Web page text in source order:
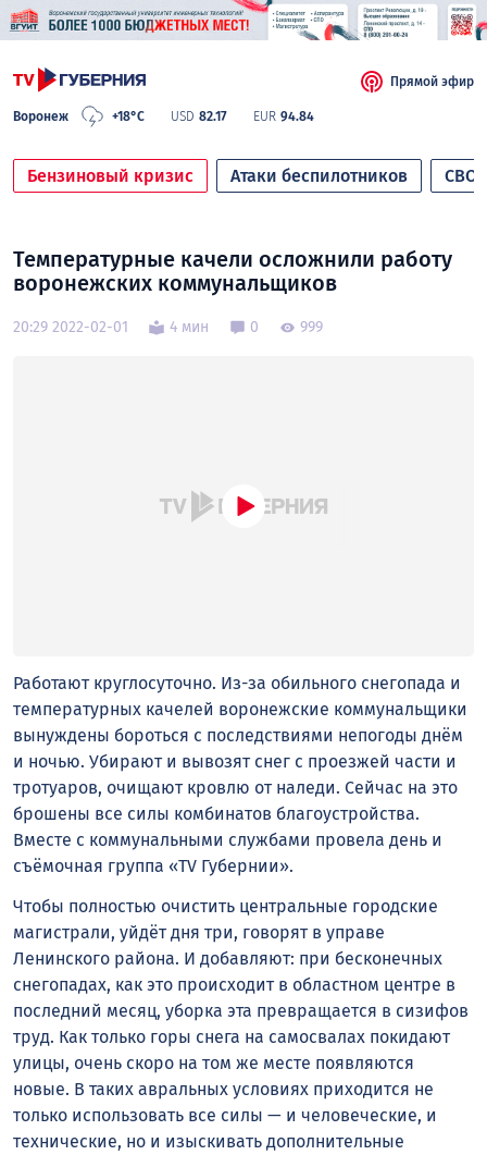
Воронеж +18°C USD 82.17 EUR 94.84
Прямой эфир
Бензиновый кризис Атаки беспилотников СВО
Температурные качели осложнили работу
воронежских коммунальщиков
20:29 2022-02-01 4 мин 0 999
Работают круглосуточно. Из-за обильного снегопада и
температурных качелей воронежские коммунальщики
вынуждены бороться с последствиями непогоды днём
и ночью. Убирают и вывозят снег с проезжей части и
тротуаров, очищают кровлю от наледи. Сейчас на это
брошены все силы комбинатов благоустройства.
Вместе с коммунальными службами провела день и
съёмочная группа «TV Губернии».
Чтобы полностью очистить центральные городские
магистрали, уйдёт дня три, говорят в управе
Ленинского района. И добавляют: при бесконечных
снегопадах, как это происходит в областном центре в
последний месяц, уборка эта превращается в сизифов
труд. Как только горы снега на самосвалах покидают
улицы, очень скоро на том же месте появляются
новые. В таких авральных условиях приходится не
только использовать все силы — и человеческие, и
технические, но и изыскивать дополнительные